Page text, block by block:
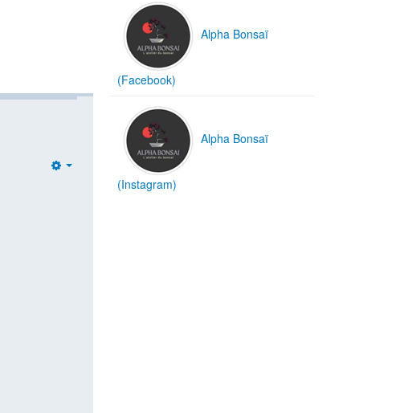
Alpha Bonsaï
(Facebook)
Alpha Bonsaï
(Instagram)